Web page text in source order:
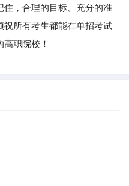
住，合理的目标、充分的准
祝所有考生都能在单招考试
职院校！